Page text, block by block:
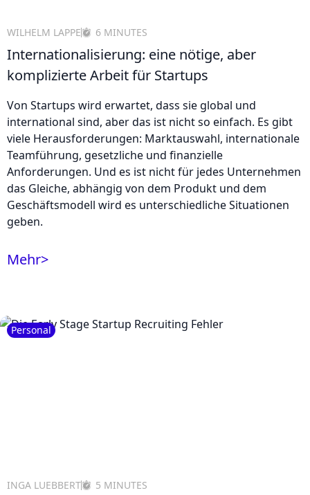
WILHELM LAPPE 6 MINUTES
Internationalisierung: eine nötige, aber
komplizierte Arbeit für Startups
Von Startups wird erwartet, dass sie global und
international sind, aber das ist nicht so einfach. Es gibt
viele Herausforderungen: Marktauswahl, internationale
Teamführung, gesetzliche und finanzielle
Anforderungen. Und es ist nicht für jedes Unternehmen
das Gleiche, abhängig von dem Produkt und dem
Geschäftsmodell wird es unterschiedliche Situationen
geben.
Mehr>
Personal
INGA LUEBBERT 5 MINUTES